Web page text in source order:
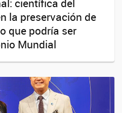
científica del
la preservación de
que podría ser
Mundial